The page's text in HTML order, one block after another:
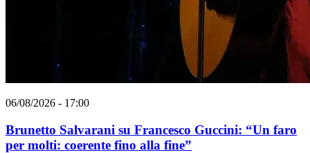
06/08/2026 - 17:00
Brunetto Salvarani su Francesco Guccini: “Un faro
per molti: coerente fino alla fine”